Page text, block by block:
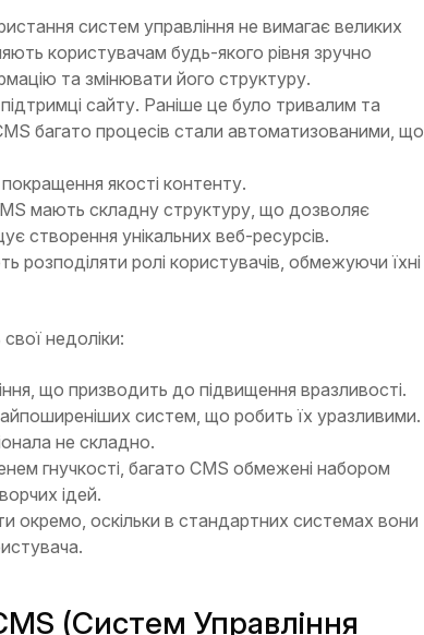
систем управління не вимагає великих
користувачам будь-якого рівня зручно
та змінювати його структуру.
сайту. Раніше це було тривалим та
багато процесів стали автоматизованими, що
якості контенту.
мають складну структуру, що дозволяє
створення унікальних веб-ресурсів.
ролі користувачів, обмежуючи їхні
недоліки:
що призводить до підвищення вразливості.
систем, що робить їх уразливими.
не складно.
гнучкості, багато CMS обмежені набором
ідей.
окремо, оскільки в стандартних системах вони
(Систем Управління